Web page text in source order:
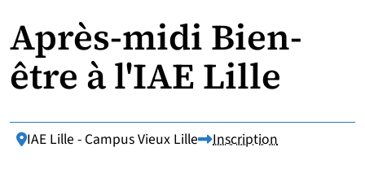
Après-midi Bien-
être à l'IAE Lille
Lieu :
IAE Lille - Campus Vieux Lille Inscription